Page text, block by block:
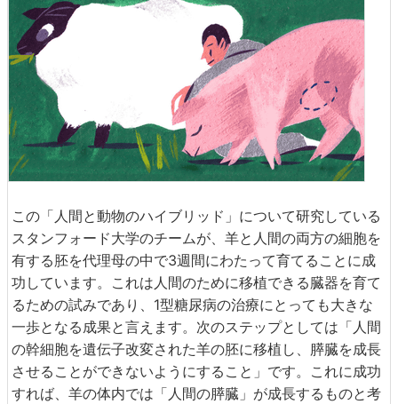
この「人間と動物のハイブリッド」について研究している
スタンフォード大学のチームが、羊と人間の両方の細胞を
有する胚を代理母の中で3週間にわたって育てることに成
功しています。これは人間のために移植できる臓器を育て
るための試みであり、1型糖尿病の治療にとっても大きな
一歩となる成果と言えます。次のステップとしては「人間
の幹細胞を遺伝子改変された羊の胚に移植し、膵臓を成長
させることができないようにすること」です。これに成功
すれば、羊の体内では「人間の膵臓」が成長するものと考